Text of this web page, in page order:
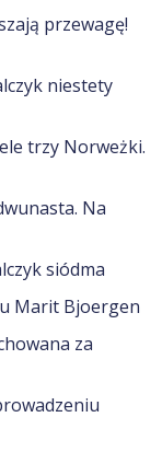
przewagę!
niestety
trzy Norweżki.
Na
siódma
Marit Bjoergen
za